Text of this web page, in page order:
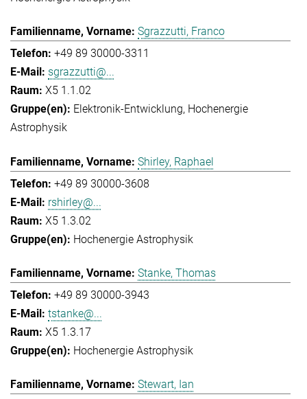
Sgrazzutti, Franco
+49 89 30000-3311
sgrazzutti@...
X5 1.1.02
Elektronik-Entwicklung Hochenergie
Astrophysik
Shirley, Raphael
+49 89 30000-3608
rshirley@...
X5 1.3.02
Hochenergie Astrophysik
Stanke, Thomas
+49 89 30000-3943
tstanke@...
X5 1.3.17
Hochenergie Astrophysik
Stewart, Ian